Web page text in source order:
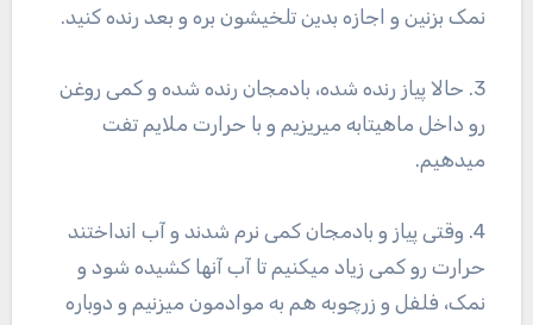
نمک بزنین و اجازه بدین تلخیشون بره و بعد رنده کنید.
3. حالا پیاز رنده شده، بادمجان رنده شده و کمی روغن
رو داخل ماهیتابه میریزیم و با حرارت ملایم تفت
میدهیم.
4. وقتی پیاز و بادمجان کمی نرم شدند و آب انداختند
حرارت رو کمی زیاد میکنیم تا آب آنها کشیده شود و
نمک، فلفل و زرچوبه هم به موادمون میزنیم و دوباره